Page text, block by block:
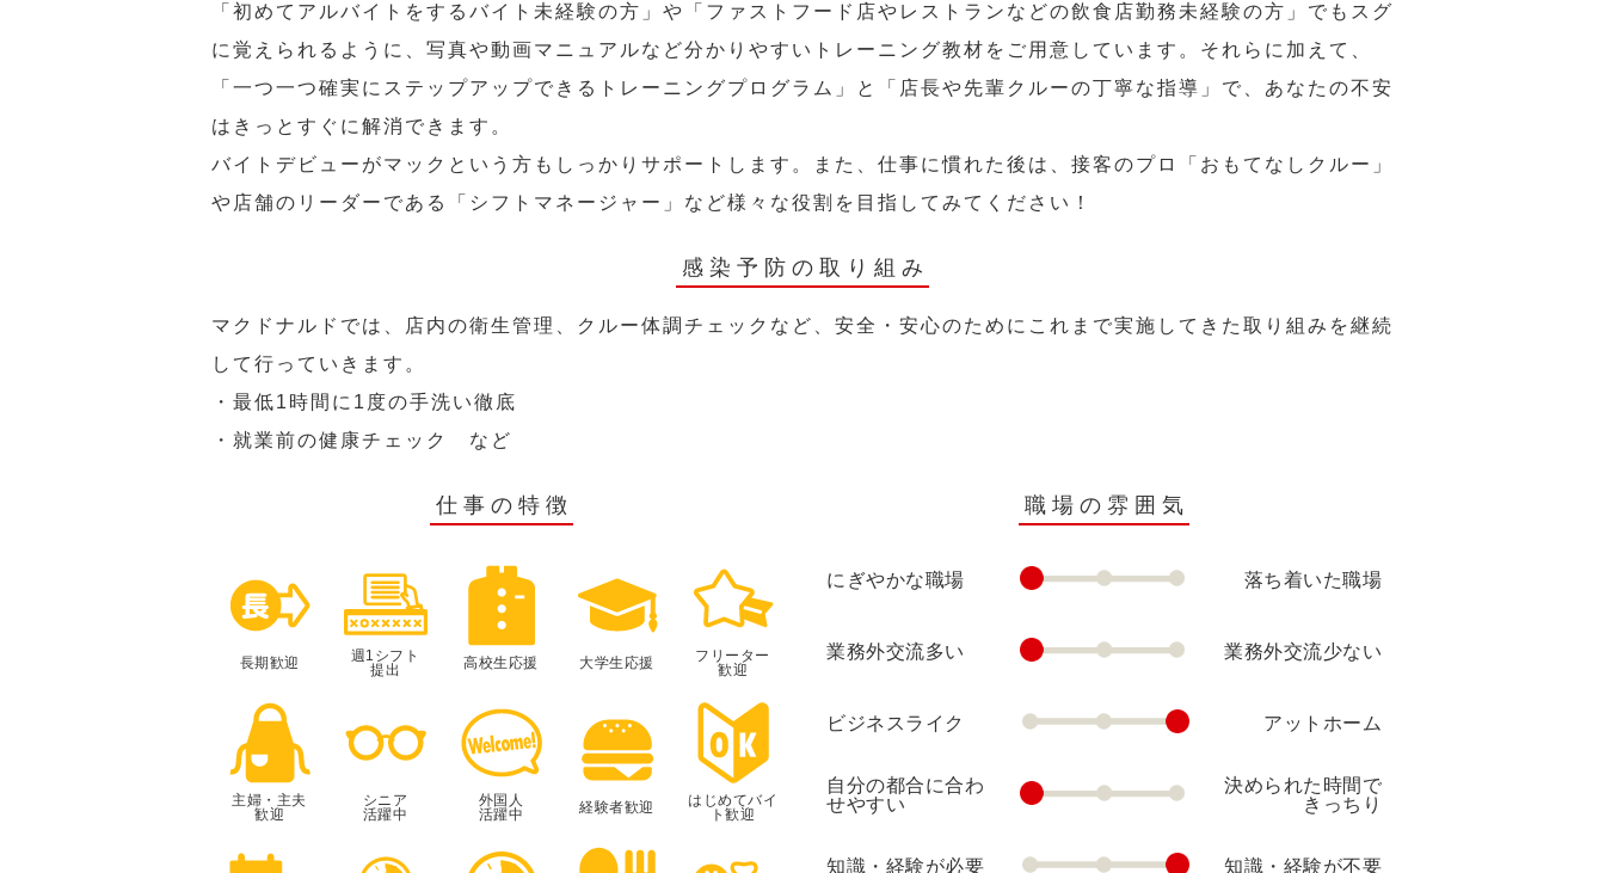
「初めてアルバイトをするバイト未経験の方」や「ファストフード店やレストランなどの飲食店勤務未経験の方」でもスグ
に覚えられるように、写真や動画マニュアルなど分かりやすいトレーニング教材をご用意しています。それらに加えて、
「一つ一つ確実にステップアップできるトレーニングプログラム」と「店長や先輩クルーの丁寧な指導」で、あなたの不安
はきっとすぐに解消できます。
バイトデビューがマックという方もしっかりサポートします。また、仕事に慣れた後は、接客のプロ「おもてなしクルー」
や店舗のリーダーである「シフトマネージャー」など様々な役割を目指してみてください！
感染予防の取り組み
マクドナルドでは、店内の衛生管理、クルー体調チェックなど、安全・安心のためにこれまで実施してきた取り組みを継続
して行っていきます。
・最低1時間に1度の手洗い徹底
・就業前の健康チェック など
仕事の特徴
長期歓迎
週1シフト
提出
高校生応援 大学生応援
フリーター
歓迎
主婦・主夫
歓迎
シニア
活躍中
外国人
活躍中
経験者歓迎
はじめてバイ
ト歓迎
職場の雰囲気
にぎやかな職場 落ち着いた職場
業務外交流多い 業務外交流少ない
ビジネスライク アットホーム
自分の都合に合わ
せやすい
決められた時間で
きっちり
知識・経験が必要 知識・経験が不要